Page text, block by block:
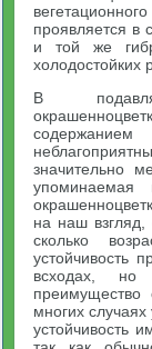
проявляется в
и той же
холодостойких
В
значительно
упоминаемая
на наш взгляд,
сколько
устойчивость
всходах,
преимущество
многих
устойчивость